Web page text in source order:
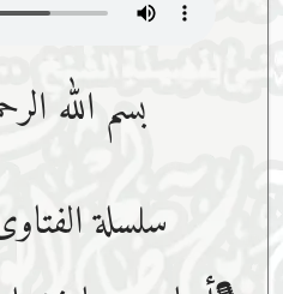
بسم ﷲ
سلسلة